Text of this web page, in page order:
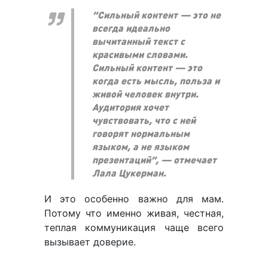
“Сильный контент — это не
всегда идеально
вычитанный текст с
красивыми словами.
Сильный контент — это
когда есть мысль, польза и
живой человек внутри.
Аудитория хочет
чувствовать, что с ней
говорят нормальным
языком, а не языком
презентаций”, — отмечает
Лала Цукерман.
И это особенно важно для мам.
Потому что именно живая, честная,
теплая коммуникация чаще всего
вызывает доверие.